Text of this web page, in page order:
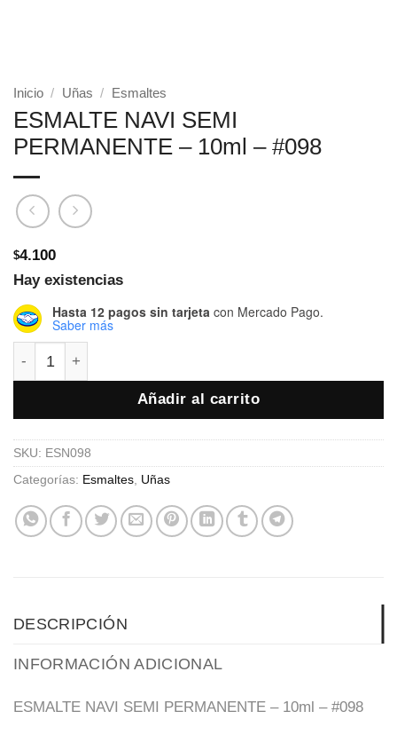
Inicio / Uñas / Esmaltes
ESMALTE NAVI SEMI
PERMANENTE – 10ml – #098
$4.100
Hay existencias
Hasta 12 pagos sin tarjeta con Mercado Pago.
Saber más
Añadir al carrito
SKU: ESN098
Categorías: Esmaltes Uñas
DESCRIPCIÓN
INFORMACIÓN ADICIONAL
ESMALTE NAVI SEMI PERMANENTE – 10ml – #098